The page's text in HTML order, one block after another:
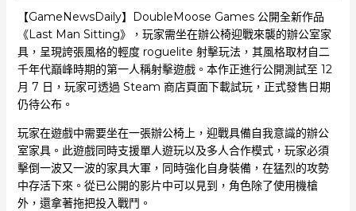
【GameNewsDaily】DoubleMoose Games 公開全新作品
《Last Man Sitting》，玩家需坐在辦公椅迎戰來襲的辦公室家
具，呈現誇張風格的輕度 roguelite 射擊玩法，其風格取材自二
千年代巔峰時期的第一人稱射擊遊戲。本作正進行公開測試至 12
月 7 日，玩家可透過 Steam 商店頁面下載試玩，正式發售日期
仍待公布。
玩家在遊戲中需要坐在一張辦公椅上，迎戰具備自我意識的辦公
室家具。此遊戲同時支援單人遊玩以及多人合作模式，玩家必須
擊倒一波又一波的家具大軍，同時強化自身裝備，在猛烈的攻勢
中存活下來。從已公開的影片中可以見到，角色除了使用機槍
外，還拿著拖把投入戰鬥。